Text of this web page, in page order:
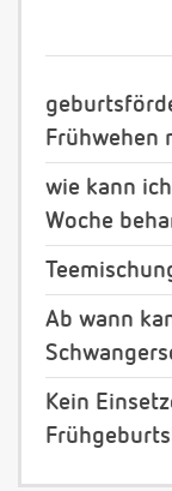
Frühwehen
wie kann
Woche
Ab wann
Kein